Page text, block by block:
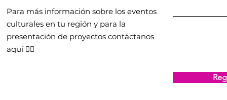
Para más información sobre los eventos
culturales en tu región y para la
presentación de proyectos contáctanos
aquí 👇🏻